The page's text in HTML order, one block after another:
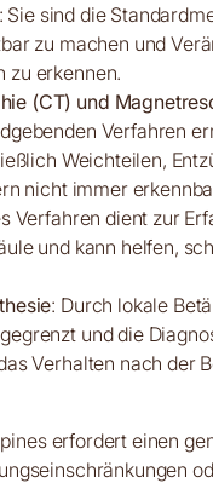
Sie sind die
zu machen und
zu erkennen.
(CT) und
Verfahren
Weichteilen,
nicht immer
Verfahren dient zur
und kann helfen,
: Durch lokale
und die
Verhalten nach der
erfordert einen